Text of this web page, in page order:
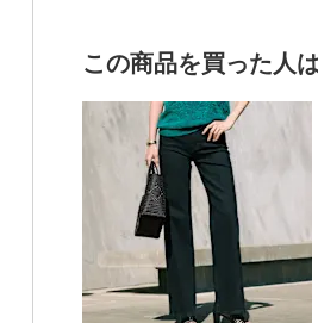
この商品を買った人